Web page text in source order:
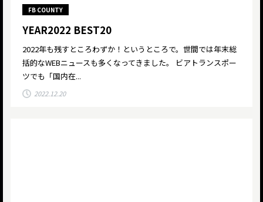
FB COUNTY
YEAR2022 BEST20
2022年も残すところわずか！というところで。世間では年末総
括的なWEBニュースも多くなってきました。 ビアトランスポー
ツでも「国内在...
2022.12.20